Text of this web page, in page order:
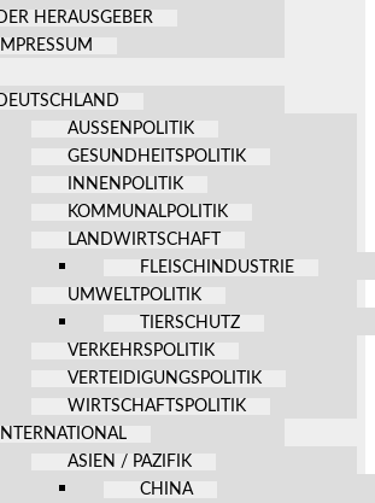
DER HERAUSGEBER
IMPRESSUM
DEUTSCHLAND
AUSSENPOLITIK
GESUNDHEITSPOLITIK
INNENPOLITIK
KOMMUNALPOLITIK
LANDWIRTSCHAFT
FLEISCHINDUSTRIE
UMWELTPOLITIK
TIERSCHUTZ
VERKEHRSPOLITIK
VERTEIDIGUNGSPOLITIK
WIRTSCHAFTSPOLITIK
INTERNATIONAL
ASIEN / PAZIFIK
CHINA